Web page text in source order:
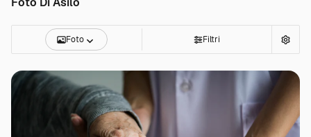
Foto Filtri